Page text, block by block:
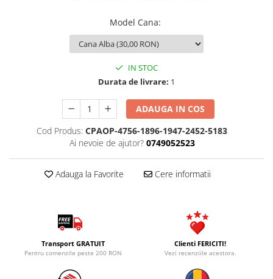
Model Cana:
IN STOC
Durata de livrare: 1
ADAUGA IN COS
Cod Produs: CPAOP-4756-1896-1947-2452-5183
Ai nevoie de ajutor? 0749052523
Adauga la Favorite Cere informatii
Transport GRATUIT
Pentru comenzile peste 200 RON
Clienti FERICITI!
Vezi recenziile acestora.